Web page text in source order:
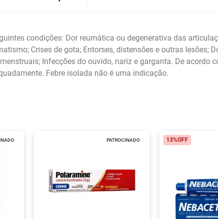
condições: Dor reumática ou degenerativa das
Crises de gota; Entorses, distensões e outras lesões;
Infecções do ouvido, nariz e garganta. De acordo
Febre isolada não é uma indicação.
PATROCINADO 13%OFF